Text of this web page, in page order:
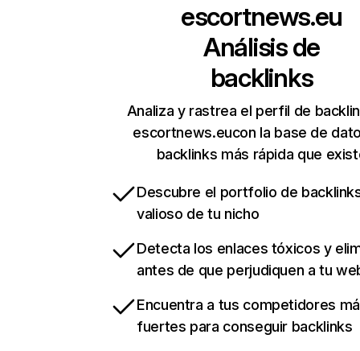
escortnews.eu
Análisis de
backlinks
Analiza y rastrea el perfil de
escortnews.eucon la base de
backlinks más rápida que
Descubre el portfolio de
valioso de tu nicho
Detecta los enlaces tóxicos y
antes de que perjudiquen a tu
Encuentra a tus competidores
fuertes para conseguir backlinks